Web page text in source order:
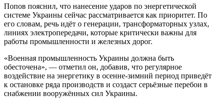
Попов пояснил, что нанесение ударов по энергетической
системе Украины сейчас рассматривается как приоритет. По
его словам, речь идёт о генерации, трансформаторных узлах,
линиях электропередачи, которые критически важны для
работы промышленности и железных дорог.
«Военная промышленность Украины должна быть
обесточена», — отметил он, добавив, что регулярное
воздействие на энергетику в осенне-зимний период приведёт
к остановке ряда производств и создаст серьёзные перебои в
снабжении вооружённых сил Украины.